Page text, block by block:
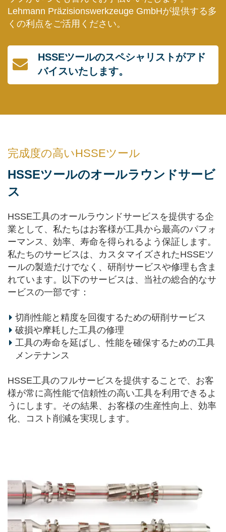
Lehmann Präzisionswerkzeuge GmbHが提供する多
くの利点をご活用ください。
HSSEツールのスペシャリストがアド
バイスいたします。
完成度の高いHSSEツール
HSSEツールのオールラウンドサービ
ス
HSSE工具のオールラウンドサービスを提供する企
業として、私たちはお客様が工具から最高のパフォ
ーマンス、効率、寿命を得られるよう保証します。
私たちのサービスは、カスタマイズされたHSSEツ
ールの製造だけでなく、研削サービスや修理も含ま
れています。以下のサービスは、当社の総合的なサ
ービスの一部です：
切削性能と精度を回復するための研削サービス
破損や摩耗した工具の修理
工具の寿命を延ばし、性能を確保するための工具
メンテナンス
HSSE工具のフルサービスを提供することで、お客
様が常に高性能で信頼性の高い工具を利用できるよ
うにします。その結果、お客様の生産性向上、効率
化、コスト削減を実現します。